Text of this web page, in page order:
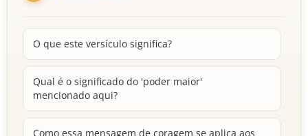
O que este versículo significa?
Qual é o significado do 'poder maior'
mencionado aqui?
Como essa mensagem de coragem se aplica aos